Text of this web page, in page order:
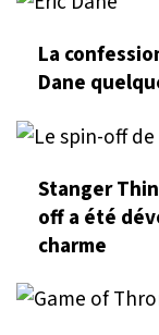
La
Dane
Stanger
off a été
charme